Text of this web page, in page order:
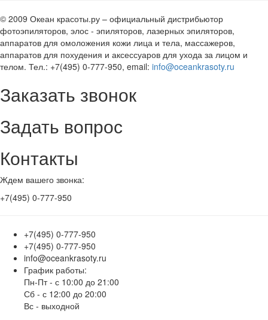
© 2009 Океан красоты.ру – официальный дистрибьютор
фотоэпиляторов, элос - эпиляторов, лазерных эпиляторов,
аппаратов для омоложения кожи лица и тела, массажеров,
аппаратов для похудения и аксессуаров для ухода за лицом и
телом. Тел.: +7(495) 0-777-950, email: info@oceankrasoty.ru
Заказать звонок
Задать вопрос
Контакты
Ждем вашего звонка:
+7(495) 0-777-950
+7(495) 0-777-950
+7(495) 0-777-950
info@oceankrasoty.ru
График работы:
Пн-Пт - с 10:00 до 21:00
Сб - с 12:00 до 20:00
Вс - выходной